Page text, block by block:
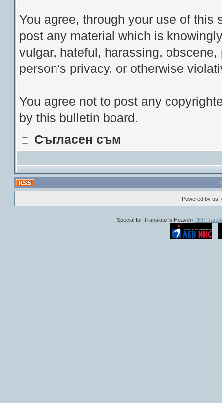
You agree, through your use of
post any material which is
vulgar, hateful, harassing,
person's privacy, or otherwise
You agree not to post any
by this bulletin board.
Съгласен съм
Powered by us,
Special for Translator's Heaven